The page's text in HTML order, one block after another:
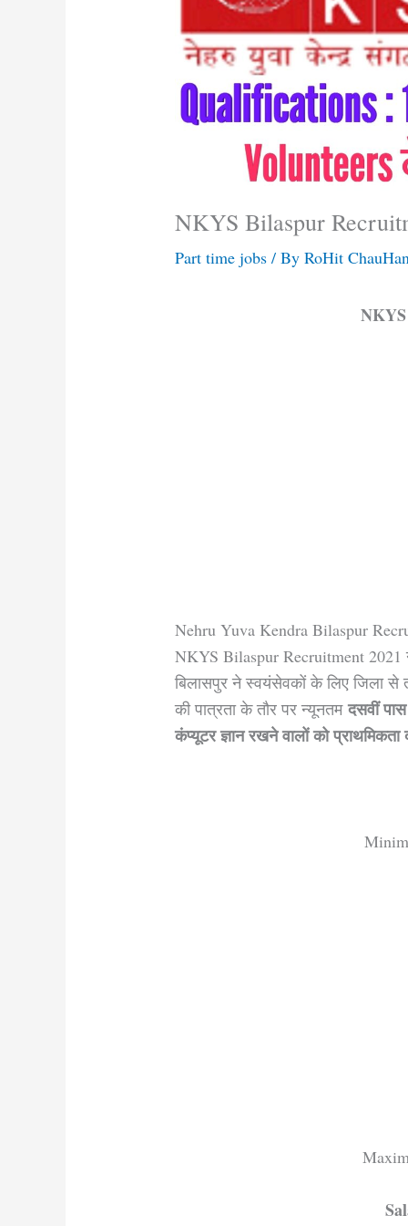
NKYS Bilaspur
Part time jobs / ByRoHit
Nehru Yuva Kendra Bilaspur
NKYS Bilaspur Recruitment
बिलासपुर ने स्वयंसेवकों के लिए जिला
की पात्रता के तौर पर न्यूनतमदसवीं पास
कंप्यूटर ज्ञान रखने वालों को प्राथमिकता